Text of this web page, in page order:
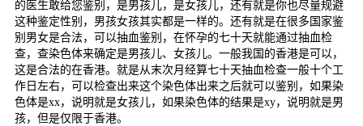
的医生敢给您鉴别，是男孩儿，是女孩儿，还有就是你也尽量规避
这种鉴定性别，男孩女孩其实都是一样的。还有就是在很多国家鉴
别男女是合法，可以抽血鉴别，在怀孕的七十天就能通过抽血检
查，查染色体来确定是男孩儿、女孩儿。一般我国的香港是可以，
这是合法的在香港。就是从末次月经算七十天抽血检查一般十个工
作日左右，可以检查出来这个染色体出来之后就可以鉴别，如果染
色体是xx，说明就是女孩儿，如果染色体的结果是xy，说明就是男
孩，但是仅限于香港。